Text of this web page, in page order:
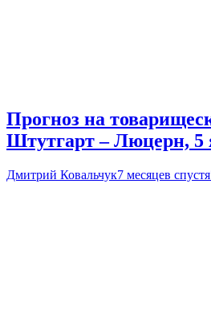
Прогноз на
Штутгарт – Люцерн, 5
Дмитрий Ковальчук7 месяцев спустя